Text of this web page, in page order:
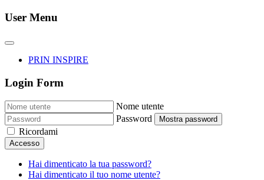
User Menu
PRIN INSPIRE
Login Form
Nome utente
Password
Mostra password
Ricordami
Accesso
Hai dimenticato la tua password?
Hai dimenticato il tuo nome utente?